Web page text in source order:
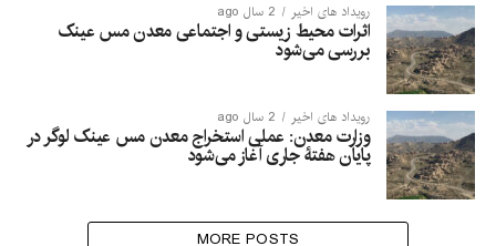
رویداد های اخیر 2 سال ago
اثرات محیط زیستی و اجتماعی معدن مس عینک
بررسی می‌شود
رویداد های اخیر 2 سال ago
وزارت معدن: عملی استخراج معدن مس عینک لوگر در
پایان هفتۀ جاری آغاز می‌شود
MORE POSTS